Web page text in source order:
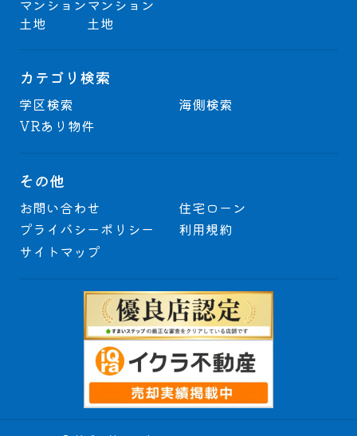
マンション
土地
マンション
土地
カテゴリ検索
学区検索
海側検索
VRあり物件
その他
お問い合わせ
住宅ローン
プライバシーポリシー
利用規約
サイトマップ